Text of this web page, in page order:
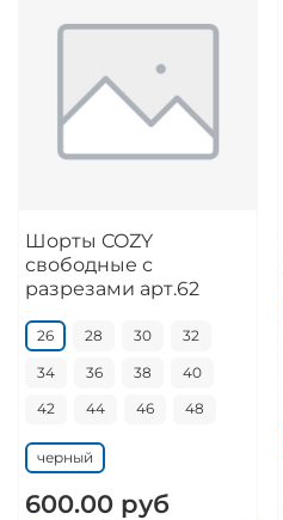
Шорты COZY
свободные с
разрезами арт.62
26 28 30 32
34 36 38 40
42 44 46 48
черный
600.00 руб